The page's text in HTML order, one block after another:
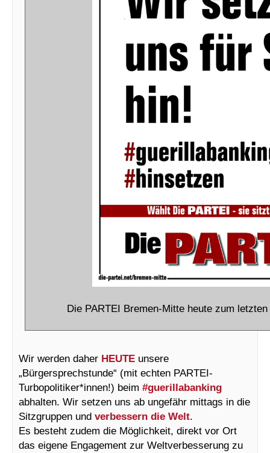
Die PARTEI Bremen-Mitte heute zum
Wir werden daher HEUTE unsere
„Bürgersprechstunde“ (mit echten PARTEI-
Turbopolitiker*innen!) beim #guerillabanking
abhalten. Wir setzen uns ab ungefähr mittags in die
Sitzgruppen und verbessern die Welt.
Es besteht zudem die Möglichkeit, direkt vor Ort
das eigene Engagement zur Weltverbesserung zu